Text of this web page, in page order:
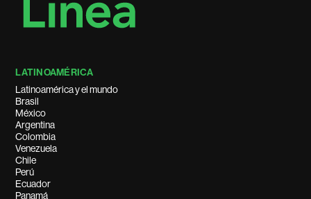
LATINOAMÉRICA
Latinoamérica y el mundo
Brasil
México
Argentina
Colombia
Venezuela
Chile
Perú
Ecuador
Panamá